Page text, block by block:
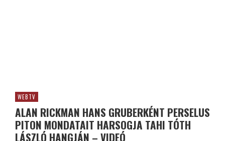
WEBTV
ALAN RICKMAN HANS GRUBERKÉNT PERSELUS
PITON MONDATAIT HARSOGJA TAHI TÓTH
LÁSZLÓ HANGJÁN – VIDEÓ